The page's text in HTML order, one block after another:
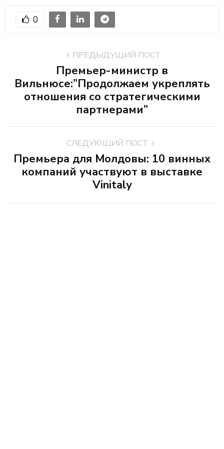
0
ПРЕДЫДУЩИЙ ПОСТ
Премьер-министр в
Вильнюсе:”Продолжаем укреплять
отношения со стратегическими
партнерами”
СЛЕДУЮЩИЙ ПОСТ
Премьера для Молдовы: 10 винных
компаний участвуют в выставке
Vinitaly